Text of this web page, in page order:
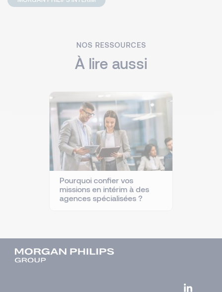
NOS RESSOURCES
À lire aussi
Pourquoi confier vos
missions en intérim à des
agences spécialisées ?